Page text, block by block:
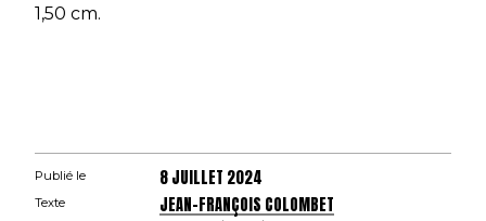
1,50 cm.
Publié le 8 JUILLET 2024
Texte JEAN-FRANÇOIS COLOMBET